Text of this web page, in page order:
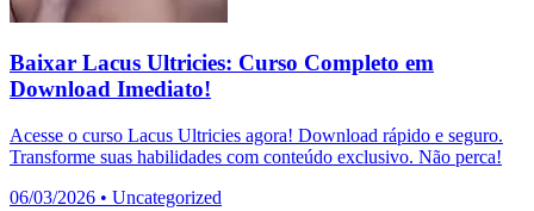
Baixar Lacus Ultricies: Curso Completo em
Download Imediato!
Acesse o curso Lacus Ultricies agora! Download rápido e seguro.
Transforme suas habilidades com conteúdo exclusivo. Não perca!
06/03/2026 • Uncategorized